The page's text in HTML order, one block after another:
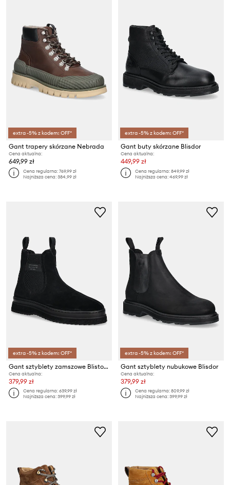
extra -5% z kodem: OFF*
Gant trapery skórzane Nebrada
Cena aktualna:
649,99 zł
Cena regularna:769,99 zł
Najniższa cena:384,99 zł
extra -5% z kodem: OFF*
Gant buty skórzane Blisdor
Cena aktualna:
449,99 zł
Cena regularna:849,99 zł
Najniższa cena:469,99 zł
extra -5% z kodem: OFF*
Gant sztyblety zamszowe Blistown
Cena aktualna:
379,99 zł
Cena regularna:639,99 zł
Najniższa cena:399,99 zł
extra -5% z kodem: OFF*
Gant sztyblety nubukowe Blisdor
Cena aktualna:
379,99 zł
Cena regularna:809,99 zł
Najniższa cena:399,99 zł